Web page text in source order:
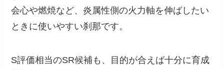
会心や燃焼など、炎属性側の火力軸を伸ばしたい
ときに使いやすい刹那です。
S評価相当のSR候補も、目的が合えば十分に育成